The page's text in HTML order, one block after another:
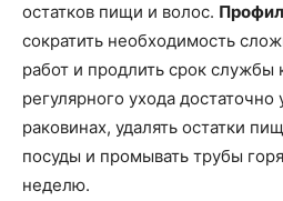
остатков пищи и волос.
сократить необходимость
работ и продлить срок
регулярного ухода достаточно
раковинах, удалять остатки
посуды и промывать трубы
неделю.